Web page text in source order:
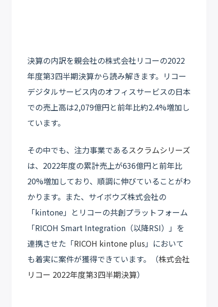
決算の内訳を親会社の株式会社リコーの2022
年度第3四半期決算から読み解きます。リコー
デジタルサービス内のオフィスサービスの日本
での売上高は2,079億円と前年比約2.4%増加し
ています。
その中でも、注力事業であるスクラムシリーズ
は、2022年度の累計売上が636億円と前年比
20%増加しており、順調に伸びていることがわ
かります。また、サイボウズ株式会社の
「kintone」とリコーの共創プラットフォーム
「RICOH Smart Integration（以降RSI）」を
連携させた「RICOH kintone plus 」において
も着実に案件が獲得できています。（株式会社
リコー 2022年度第3四半期決算）